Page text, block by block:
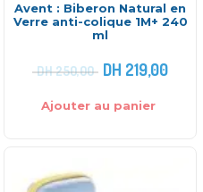
Avent : Biberon Natural en
Verre anti-colique 1M+ 240
ml
DH250,00 DH 219,00
Ajouter au panier